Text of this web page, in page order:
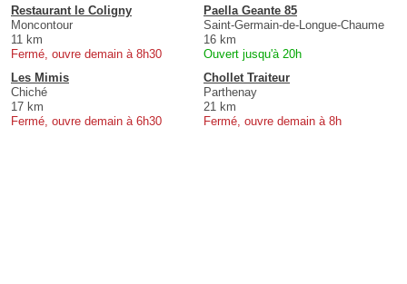
Restaurant le Coligny
Moncontour
11 km
Fermé, ouvre demain à 8h30
Paella Geante 85
Saint-Germain-de-Longue-Chaume
16 km
Ouvert jusqu'à 20h
Les Mimis
Chiché
17 km
Fermé, ouvre demain à 6h30
Chollet Traiteur
Parthenay
21 km
Fermé, ouvre demain à 8h